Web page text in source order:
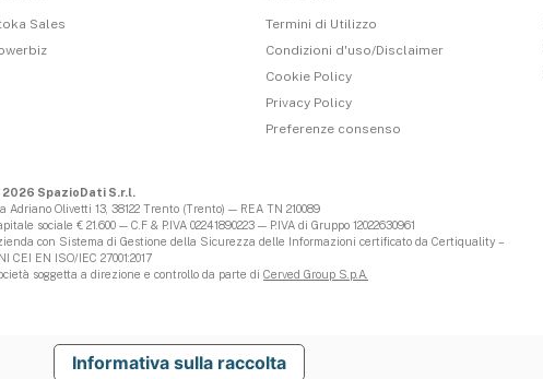
Sales
Termini di Utilizzo
Condizioni d'uso/Disclaimer
Cookie Policy
Privacy Policy
Preferenze consenso
SpazioDati S.r.l.
Adriano Olivetti 13, 38122 Trento (Trento) — REA TN 210089
sociale € 21.600 — C.F & P.IVA 02241890223 — P.IVA di Gruppo 12022630961
con Sistema di Gestione della Sicurezza delle Informazioni certificato da Certiquality –
CEI EN ISO/IEC 27001:2017
soggetta a direzione e controllo da parte di Cerved Group S.p.A.
Informativa sulla raccolta